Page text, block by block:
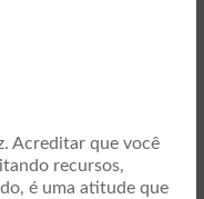
Acreditar que você
recursos,
é uma atitude que